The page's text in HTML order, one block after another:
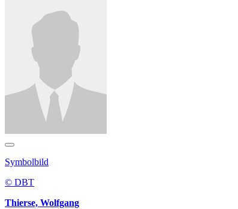
Symbolbild
© DBT
Thierse, Wolfgang